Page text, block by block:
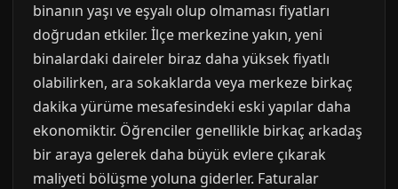
binanın yaşı ve eşyalı olup olmaması fiyatları
doğrudan etkiler. İlçe merkezine yakın, yeni
binalardaki daireler biraz daha yüksek fiyatlı
olabilirken, ara sokaklarda veya merkeze birkaç
dakika yürüme mesafesindeki eski yapılar daha
ekonomiktir. Öğrenciler genellikle birkaç arkadaş
bir araya gelerek daha büyük evlere çıkarak
maliyeti bölüşme yoluna giderler. Faturalar